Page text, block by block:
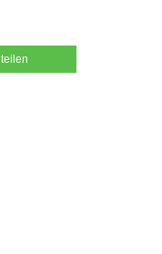
teilen